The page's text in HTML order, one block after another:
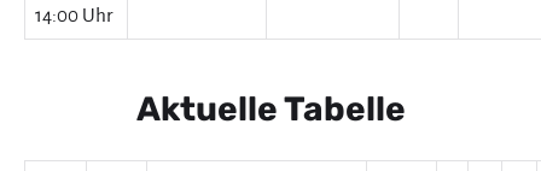
14:00 Uhr
Aktuelle Tabelle